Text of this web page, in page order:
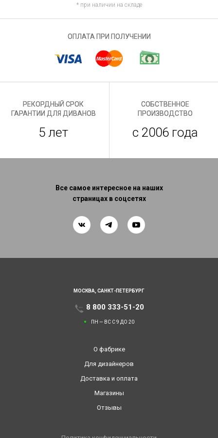
* при наличии на складе
ОПЛАТА ПРИ ПОЛУЧЕНИИ
РЕКОРДНЫЙ СРОК
ГАРАНТИИ ДЛЯ ДИВАНОВ
5 лет
СОБСТВЕННОЕ
ПРОИЗВОДСТВО
с 2006 года
Все самое интересное на наших
страницах в соцсетях
МОСКВА, САНКТ-ПЕТЕРБУРГ
8 800 333-51-20
ПН — ВС С 9 ДО 20
О фабрике
Для дизайнеров
Доставка и оплата
Магазины
Отзывы